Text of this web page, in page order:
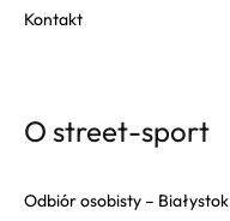
Fitflop
Goorin Bros
Herschel
Kontakt
O street-sport
Odbiór osobisty – Białystok